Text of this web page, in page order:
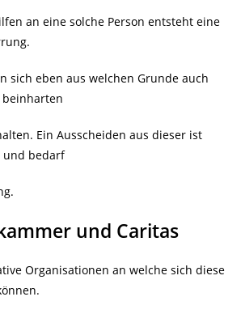
an eine solche Person entsteht eine
sich eben aus welchen Grunde auch
Ein Ausscheiden aus dieser ist
und bedarf
und Caritas
Organisationen an welche sich diese